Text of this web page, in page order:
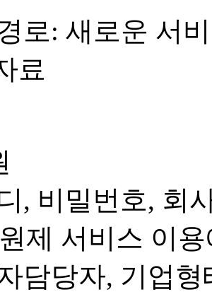
로: 새로운 서
료
, 비밀번호, 회
제 서비스 이
담당자, 기업